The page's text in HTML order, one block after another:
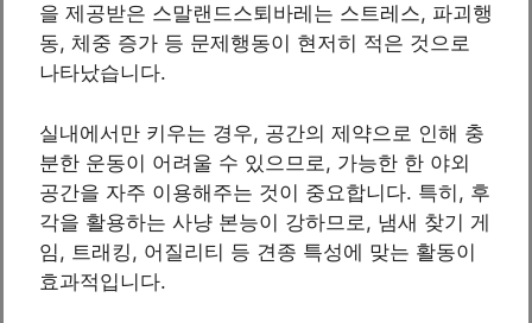
을 제공받은 스말랜드스퇴바레는 스트레스, 파괴행
동, 체중 증가 등 문제행동이 현저히 적은 것으로
나타났습니다.
실내에서만 키우는 경우, 공간의 제약으로 인해 충
분한 운동이 어려울 수 있으므로, 가능한 한 야외
공간을 자주 이용해주는 것이 중요합니다. 특히, 후
각을 활용하는 사냥 본능이 강하므로, 냄새 찾기 게
임, 트래킹, 어질리티 등 견종 특성에 맞는 활동이
효과적입니다.